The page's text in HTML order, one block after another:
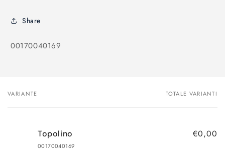
Share
SKU:
00170040169
Il
VARIANTE TOTALE VARIANTI
Topolino
00170040169
€0,00